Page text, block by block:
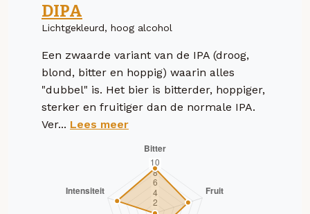
DIPA
Lichtgekleurd, hoog alcohol
Een zwaarde variant van de IPA (droog,
blond, bitter en hoppig) waarin alles
"dubbel" is. Het bier is bitterder, hoppiger,
sterker en fruitiger dan de normale IPA.
Ver... Lees meer